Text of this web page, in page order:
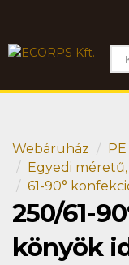
Webáruház
Egyedi
61-90°
250/61-
könyök